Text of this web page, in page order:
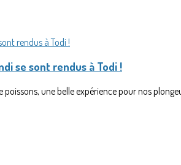
se sont rendus à Todi !
une belle expérience pour nos